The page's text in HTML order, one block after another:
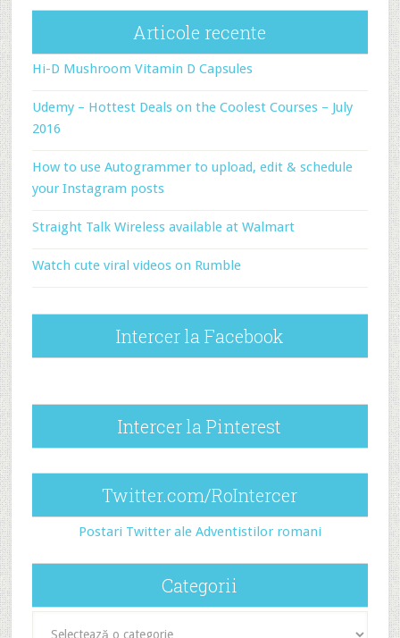
Articole recente
Hi-D Mushroom Vitamin D Capsules
Udemy – Hottest Deals on the Coolest Courses – July
2016
How to use Autogrammer to upload, edit & schedule
your Instagram posts
Straight Talk Wireless available at Walmart
Watch cute viral videos on Rumble
Intercer la Facebook
Intercer la Pinterest
Twitter.com/RoIntercer
Postari Twitter ale Adventistilor romani
Categorii